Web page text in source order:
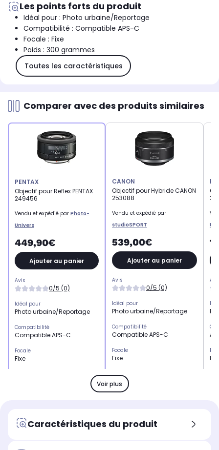
Les points forts du produit
Idéal pour : Photo urbaine/Reportage
Compatibilité : Compatible APS-C
Focale : Fixe
Poids : 300 grammes
Toutes les caractéristiques
Comparer avec des produits similaires
PENTAX
Objectif pour Reflex PENTAX
249456
Vendu et expédié par Photo-
Univers
449,90€
Ajouter au panier
Avis
0/5 (0)
Idéal pour
Photo urbaine/Reportage
Compatibilité
Compatible APS-C
Focale
Fixe
Objectif stabilisé
Non stabilisé
CANON
Objectif pour Hybride CANON
253088
Vendu et expédié par
studioSPORT
539,00€
Ajouter au panier
Avis
0/5 (0)
Idéal pour
Photo urbaine/Reportage
Compatibilité
Compatible APS-C
Focale
Fixe
Poids
300 grammes
Objectif stabilisé
Non stabilisé
Voir plus
Caractéristiques du produit